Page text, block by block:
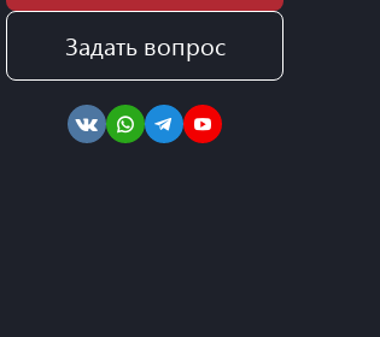
Задать вопрос